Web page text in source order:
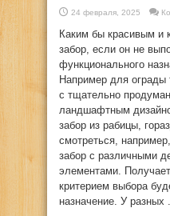
24 февраля, 2025
Каким бы красивым и
забор, если он не
функционального
Например для ограды
с тщательно
ландшафтным
забор из рабицы,
смотреться,
забор с различными
элементами.
критерием выбора
назначение. У разных